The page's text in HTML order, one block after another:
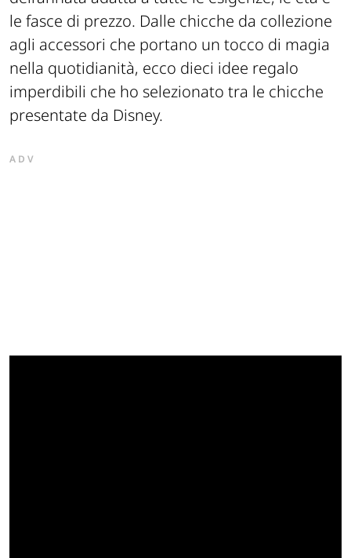
le fasce di prezzo. Dalle chicche da collezione
agli accessori che portano un tocco di magia
nella quotidianità, ecco dieci idee regalo
imperdibili che ho selezionato tra le chicche
presentate da Disney.
ADV